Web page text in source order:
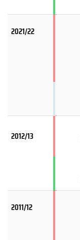
2021/22
2012/13
2011/12